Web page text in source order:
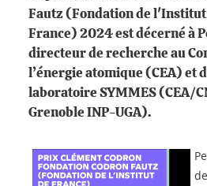
Fautz (Fondation de l'Institut
France) 2024 est décerné à
directeur de recherche au
l’énergie atomique (CEA) et
laboratoire SYMMES (CEA/
Grenoble INP-UGA).